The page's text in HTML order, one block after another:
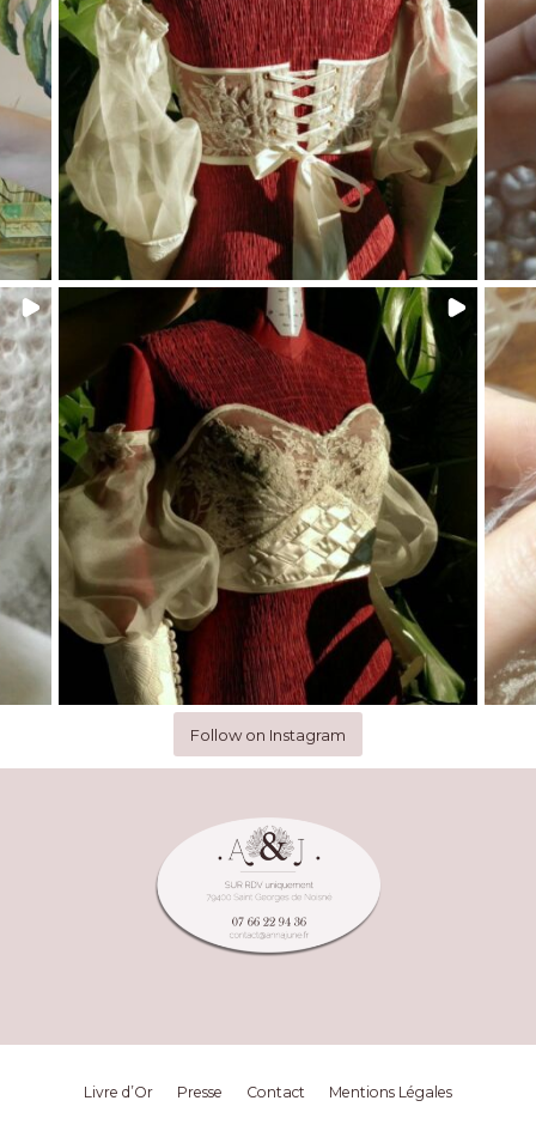
Follow on Instagram
Livre d’Or Presse Contact Mentions Légales